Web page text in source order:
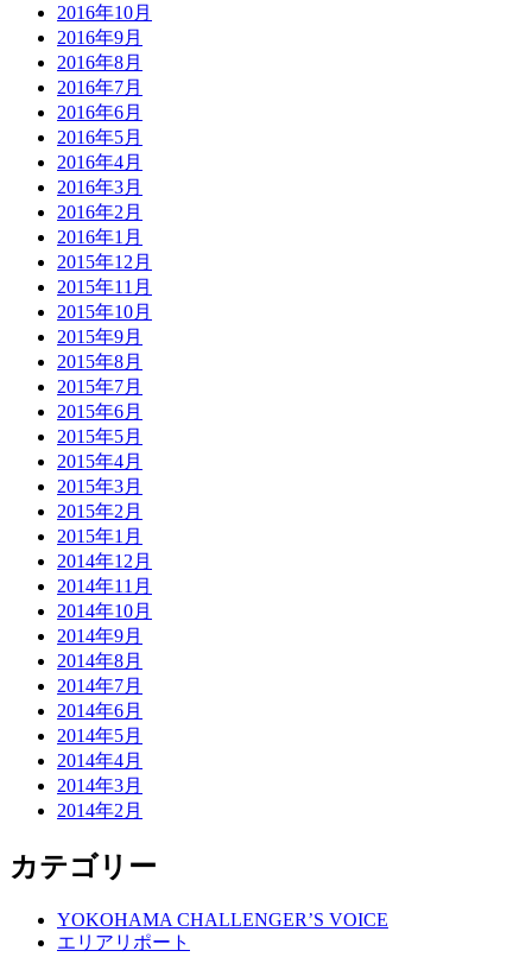
2016年10月
2016年9月
2016年8月
2016年7月
2016年6月
2016年5月
2016年4月
2016年3月
2016年2月
2016年1月
2015年12月
2015年11月
2015年10月
2015年9月
2015年8月
2015年7月
2015年6月
2015年5月
2015年4月
2015年3月
2015年2月
2015年1月
2014年12月
2014年11月
2014年10月
2014年9月
2014年8月
2014年7月
2014年6月
2014年5月
2014年4月
2014年3月
2014年2月
カテゴリー
YOKOHAMA CHALLENGER’S VOICE
エリアリポート